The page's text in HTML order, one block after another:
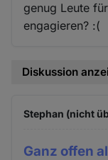
genug Leute
engagieren? :(
Diskussion
Stephan (nicht
Ganz offen